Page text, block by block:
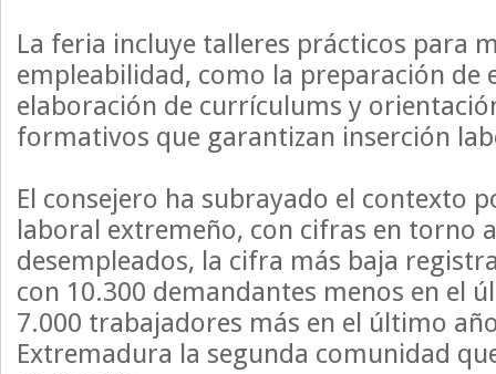
La feria incluye talleres prácticos para
empleabilidad, como la preparación de
elaboración de currículums y
formativos que garantizan inserción
El consejero ha subrayado el contexto
laboral extremeño, con cifras en torno
desempleados, la cifra más baja
con 10.300 demandantes menos en el
7.000 trabajadores más en el último
Extremadura la segunda comunidad